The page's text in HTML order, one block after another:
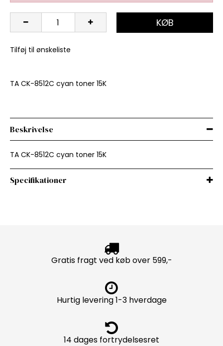
KØB
Tilføj til ønskeliste
TA CK-8512C cyan toner 15K
Beskrivelse
TA CK-8512C cyan toner 15K
Specifikationer
Gratis fragt ved køb over 599,-
Hurtig levering 1-3 hverdage
14 dages fortrydelsesret